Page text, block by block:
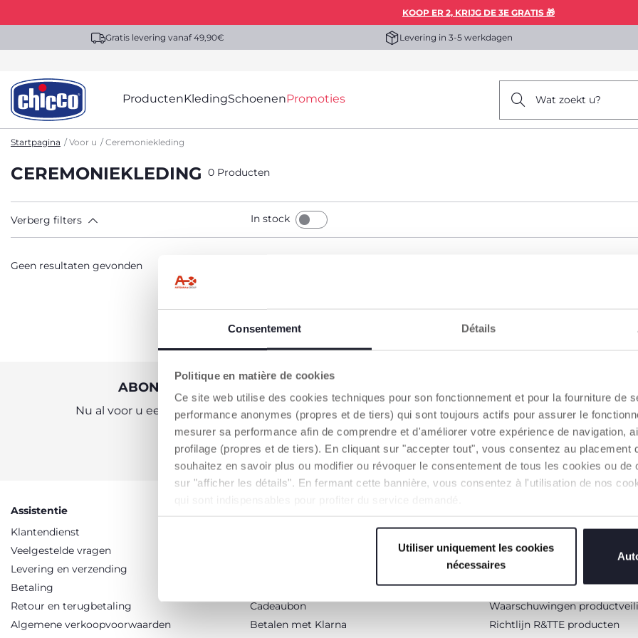
Consentement Détails
Politique en matière de cookies
Ce site web utilise des cookies techniques pour son fonctionnement et pour la fourniture de
performance anonymes (propres et de tiers) qui sont toujours actifs pour assurer le
mesurer sa performance afin de comprendre et d'améliorer votre expérience de navigation,
profilage (propres et de tiers). En cliquant sur "accepter tout", vous consentez au placement
souhaitez en savoir plus ou modifier ou révoquer le consentement de tous les cookies ou de
sur "afficher les détails". En fermant cette bannière, vous consentez à l'utilisation de nos
Utiliser uniquement les cookies
nécessaires
KOOP ER 2, KRIJG DE 3E GRATIS 🎁
Gratis levering vanaf 49,90€ Levering in 3-5 werkdagen
ProductenKledingSchoenenPromoties Wat zoekt u?
Startpagina Voor u Ceremoniekleding
CEREMONIEKLEDING 0 Producten
Verberg filters In stock
Geen resultaten gevonden
ABONNEER U OP ONZE NIEUWSBRIEF
Nu al voor u een waardebon van €10 om online uit te geven.
KRIJG DE KORTING
WILT U
Assistentie
Klantendienst
Veelgestelde vragen
Levering en verzending
Betaling
Retour en terugbetaling
Algemene verkoopvoorwaarden
Cadeaubon
Betalen met Klarna
Wie zijn we
Vind een winkel
Advies
Artsana-groep
Waarschuwingen
Richtlijn R&TTE producten